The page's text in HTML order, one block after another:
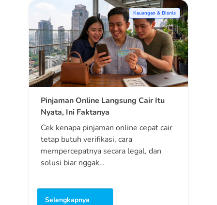
Keuangan & Bisnis
Pinjaman Online Langsung Cair Itu
Nyata, Ini Faktanya
Cek kenapa pinjaman online cepat cair
tetap butuh verifikasi, cara
mempercepatnya secara legal, dan
solusi biar nggak…
Selengkapnya